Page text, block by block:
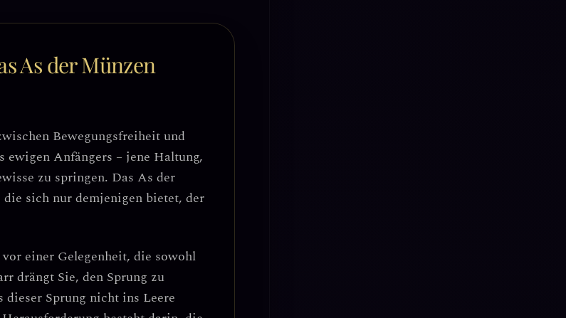
As der Münzen
Bewegungsfreiheit und
Anfängers – jene Haltung,
zu springen. Das As der
die sich nur demjenigen bietet, der
vor einer Gelegenheit, die sowohl
drängt Sie, den Sprung zu
dieser Sprung nicht ins Leere